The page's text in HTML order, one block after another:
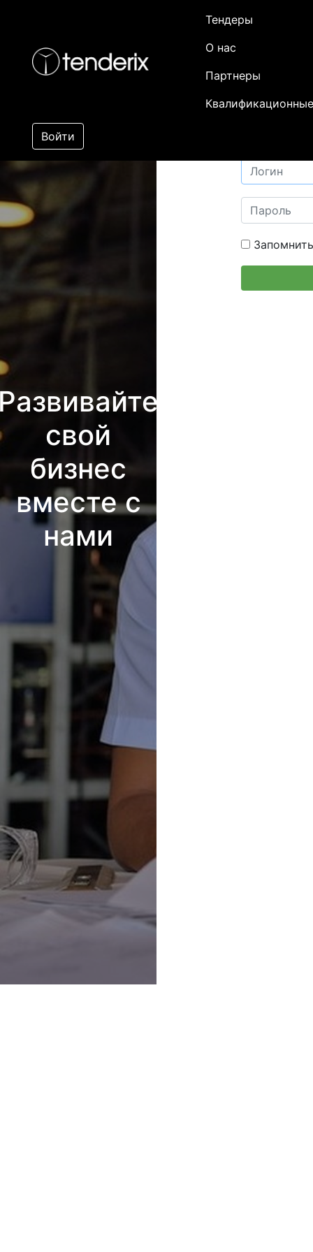
Тендеры
О нас
Партнеры
Войти
свой
бизнес
вместе с
нами